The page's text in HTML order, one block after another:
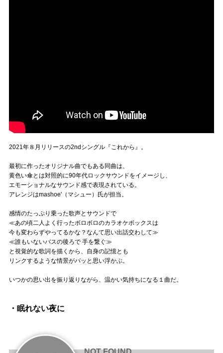
2021年８月リリースの2ndシングル『これから』。
最初に作ったオリジナル曲でもある同曲は、
黄色い傘とは対照的に90年代ロックサウンドをイメージし、
エモーショナルなサウンド感で表現されている。
アレンジはmashoe'（マシュー）氏が担当。
感情のたっぷり乗った歌声とサウンドで
≪あの頃二人よく行ったボロボロのカラオケボックスは
今も変わらずやってるかな？なんて思い出話交わして≫
≪誰もいないバスの後ろで 手を繋ぐ≫
と視覚的な歌詞を描くから、自身の記憶とも
リンクするような情景がパッと思い浮かぶ。
いつかの思い出を振り返りながら、温かい気持ちになる１曲だ。
・眠れない夜に